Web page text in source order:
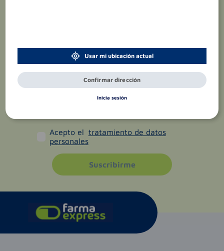
Acepto el tratamiento de datos
personales
Suscribirme
Usar mi ubicación actual
Confirmar dirección
Inicia sesión